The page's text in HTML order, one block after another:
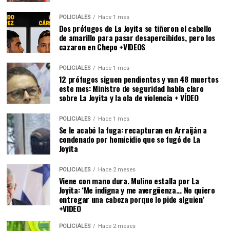
POLICIALES Hace 1 mes
Dos prófugos de La Joyita se tiñeron el cabello
de amarillo para pasar desapercibidos, pero los
cazaron en Chepo +VIDEOS
POLICIALES Hace 1 mes
12 prófugos siguen pendientes y van 48 muertos
este mes: Ministro de seguridad habla claro
sobre La Joyita y la ola de violencia + VÍDEO
POLICIALES Hace 1 mes
Se le acabó la fuga: recapturan en Arraiján a
condenado por homicidio que se fugó de La
Joyita
POLICIALES Hace 2 meses
Viene con mano dura. Mulino estalla por La
Joyita: ‘Me indigna y me avergüenza... No quiero
entregar una cabeza porque lo pide alguien’
+VIDEO
POLICIALES Hace 2 meses